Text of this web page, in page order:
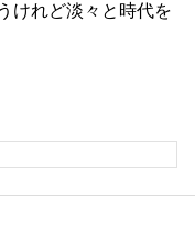
けれど淡々と時代を